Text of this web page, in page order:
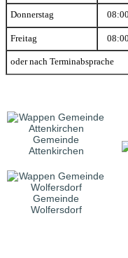
Donnerstag
Freitag
oder nach Terminabsprache
Gemeinde
Attenkirchen
Gemeinde
Wolfersdorf